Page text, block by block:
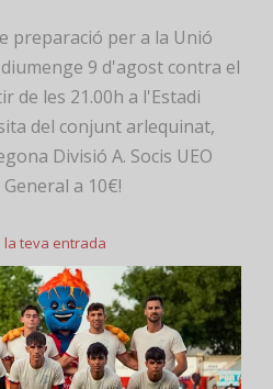
preparació per a la Unió
9 d'agost contra el
de les 21.00h a l'Estadi
del conjunt arlequinat,
Divisió A. Socis UEO
a 10€!
la teva entrada